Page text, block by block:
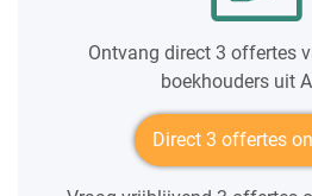
Ontvang direct 3 offertes
boekhouders uit
Direct 3 offertes